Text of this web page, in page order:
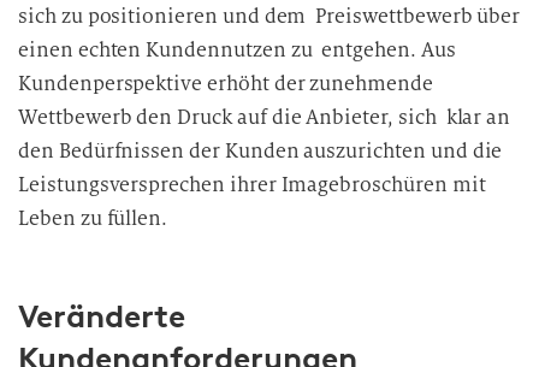
sich zu positionieren und dem Preiswettbewerb über
einen echten Kundennutzen zu entgehen. Aus
Kundenperspektive erhöht der zunehmende
Wettbewerb den Druck auf die Anbieter, sich klar an
den Bedürfnissen der Kunden auszurichten und die
Leistungsversprechen ihrer Imagebroschüren mit
Leben zu füllen.
Veränderte
Kundenanforderungen